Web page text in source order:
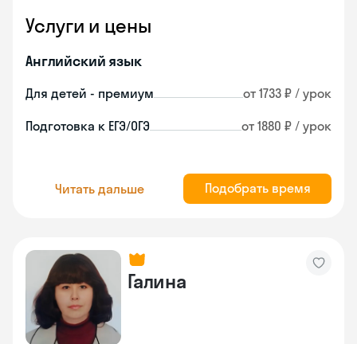
Услуги и цены
Английский язык
Для детей - премиум от 1733 ₽ / урок
Подготовка к ЕГЭ/ОГЭ от 1880 ₽ / урок
Читать дальше Подобрать время
Галина